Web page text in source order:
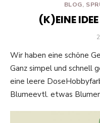
BLOG,
(K)EINE
Wir haben eine schöne
Ganz simpel und schnell
eine leere
Blumeevtl. etwas